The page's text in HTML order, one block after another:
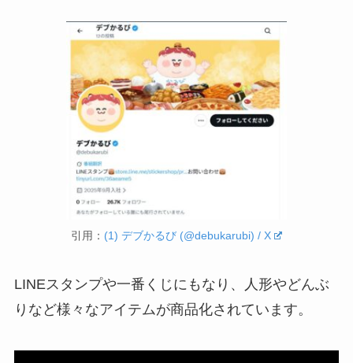
引用： (1) デブかるび (@debukarubi) / X
LINEスタンプや一番くじにもなり、人形やどんぶ
りなど様々なアイテムが商品化されています。